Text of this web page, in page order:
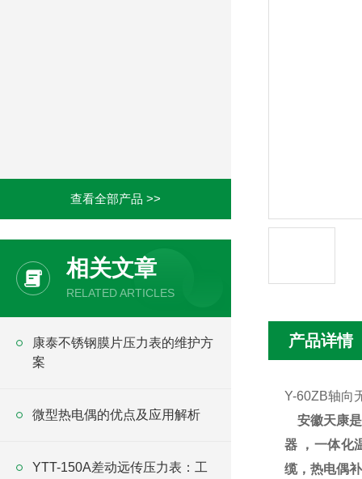
查看全部产品 >>
相关文章
RELATED ARTICLES
康泰不锈钢膜片压力表的维护方
案
微型热电偶的优点及应用解析
YTT-150A差动远传压力表：工
产品详情
Y-60ZB轴向
安徽天康
器 ，一体化
缆，热电偶